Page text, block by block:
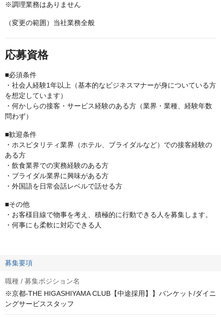
※調理業務はありません
（変更の範囲）当社業務全般
応募資格
■必須条件
・社会人経験1年以上（基本的なビジネスマナーが身についている方
を想定しています）
・何かしらの接客・サービス経験のある方（業界・業種、経験年数
問わず）
■歓迎条件
・ホスピタリティ業界（ホテル、ブライダルなど）での接客経験の
ある方
・飲食業界での実務経験のある方
・ブライダル業界に興味がある方
・外国語を日常会話レベルで話せる方
■その他
・お客様目線で物事を考え、積極的に行動できる人を募集します。
・何事にも柔軟に対応できる人
募集要項
職種 / 募集ポジション名
※京都-THE HIGASHIYAMA CLUB【中途採用】】バンケット/ダイニ
ングサービススタッフ